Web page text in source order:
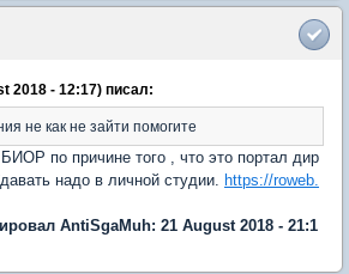
2018 - 12:17) писал:
не как не зайти помогите
по причине того , что это портал дир
надо в личной студии. https://roweb.
AntiSgaMuh: 21 August 2018 - 21:1